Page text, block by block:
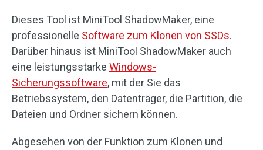
Dieses Tool ist MiniTool ShadowMaker, eine
professionelle Software zum Klonen von SSDs.
Darüber hinaus ist MiniTool ShadowMaker auch
eine leistungsstarke Windows-
Sicherungssoftware, mit der Sie das
Betriebssystem, den Datenträger, die Partition, die
Dateien und Ordner sichern können.
Abgesehen von der Funktion zum Klonen und